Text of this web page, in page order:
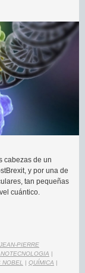
cabezas de un
y por una de
tan pequeñas
cuántico.
JEAN-PIERRE
|
NOBEL | QUÍMICA |